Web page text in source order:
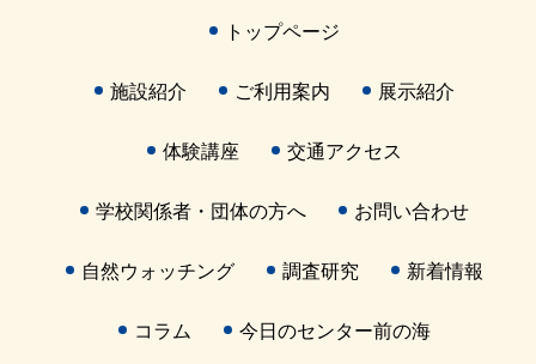
トップページ
施設紹介 ご利用案内 展示紹介
体験講座 交通アクセス
学校関係者・団体の方へ お問い合わせ
自然ウォッチング 調査研究 新着情報
コラム 今日のセンター前の海